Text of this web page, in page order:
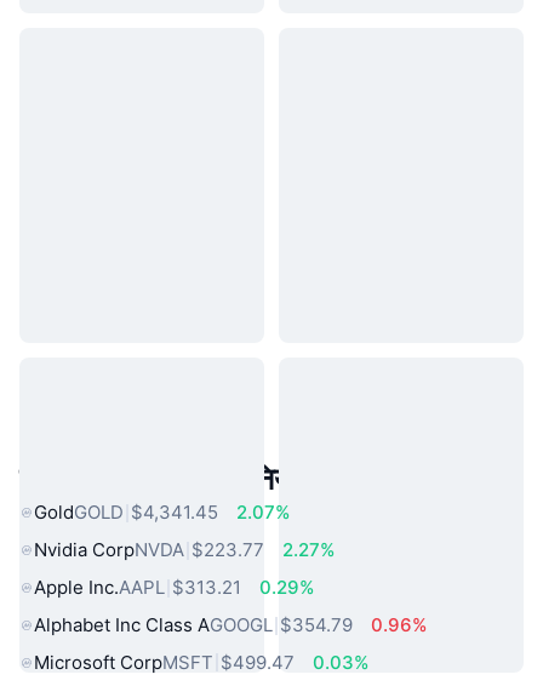
लोकप्रिय वास्तविक दुनिया की संपत्तियां
GoldGOLD $4,341.45
2.07%
Nvidia CorpNVDA $223.77
2.27%
Apple Inc.AAPL $313.21
0.29%
Alphabet Inc Class AGOOGL $354.79
0.96%
Microsoft CorpMSFT $499.47
0.03%